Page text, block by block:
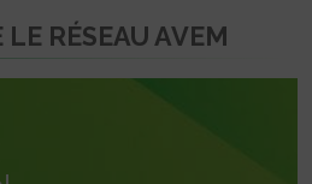
LE RÉSEAU AVEM